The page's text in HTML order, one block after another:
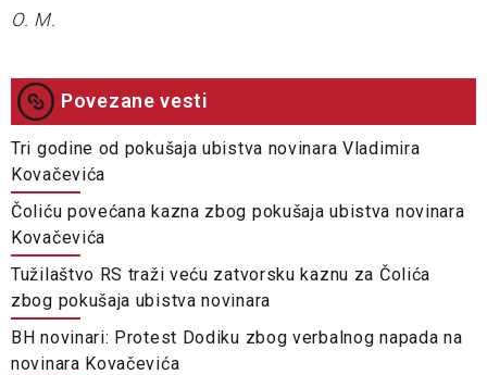
O. M.
Povezane vesti
Tri godine od pokušaja ubistva novinara Vladimira
Kovačevića
Čoliću povećana kazna zbog pokušaja ubistva novinara
Kovačevića
Tužilaštvo RS traži veću zatvorsku kaznu za Čolića
zbog pokušaja ubistva novinara
BH novinari: Protest Dodiku zbog verbalnog napada na
novinara Kovačevića